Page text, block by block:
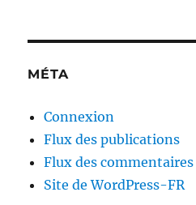
MÉTA
Connexion
Flux des publications
Flux des commentaires
Site de WordPress-FR